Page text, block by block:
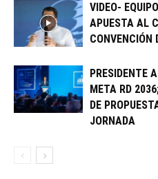
VIDEO-
APUESTA AL
CONVENCIÓN
PRESIDENTE
META RD
DE
JORNADA